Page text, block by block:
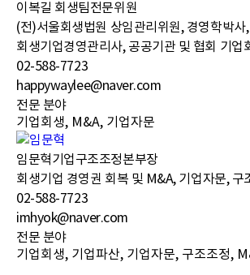
이복길 회생팀전문위원
(전)서울회생법원 상임관리위원, 경영학박사
회생기업경영관리사, 공공기관 및 협회 기업
02-588-7723
happywaylee@naver.com
전문 분야
기업회생, M&A, 기업자문
임문혁기업구조조정본부장
회생기업 경영권 회복 및 M&A, 기업자문, 구
02-588-7723
imhyok@naver.com
전문 분야
기업회생, 기업파산, 기업자문, 구조조정,